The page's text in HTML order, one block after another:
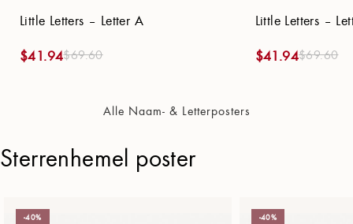
Little Letters – Letter A
$69.60
$41.94
Little Letters –
$69.60
$41.94
Alle Naam- & Letterposters
Sterrenhemel poster
-40% -40%